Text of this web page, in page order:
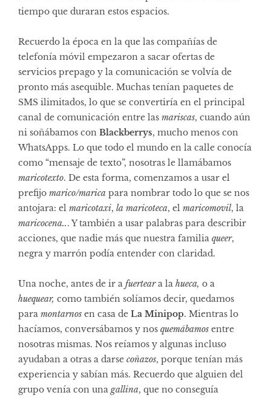
tiempo que duraran estos espacios.
Recuerdo la época en la que las compañías de
telefonía móvil empezaron a sacar ofertas de
servicios prepago y la comunicación se volvía de
pronto más asequible. Muchas tenían paquetes de
SMS ilimitados, lo que se convertiría en el principal
canal de comunicación entre las mariscas, cuando aún
ni soñábamos con Blackberrys, mucho menos con
WhatsApps. Lo que todo el mundo en la calle conocía
como “mensaje de texto”, nosotras le llamábamos
maricotexto. De esta forma, comenzamos a usar el
prefijo marico/marica para nombrar todo lo que se nos
antojara: el maricotaxi, la maricoteca, el maricomovil, la
maricocena... Y también a usar palabras para describir
acciones, que nadie más que nuestra familia queer,
negra y marrón podía entender con claridad.
Una noche, antes de ir a fuerteara la hueca, o a
huequear, como también solíamos decir, quedamos
para montarnos en casa de La Minipop. Mientras lo
hacíamos, conversábamos y nos quemábamos entre
nosotras mismas. Nos reíamos y algunas incluso
ayudaban a otras a darse coñazos, porque tenían más
experiencia y sabían más. Recuerdo que alguien del
grupo venía con una gallina, que no conseguía